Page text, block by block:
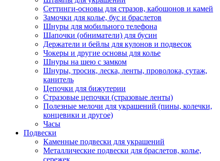
Сеттинги-основы для стразов, кабошонов и камей
Замочки для колье, бус и браслетов
Шнуры для мобильного телефона
Шапочки (обниматели) для бусин
Держатели и бейлы для кулонов и подвесок
Чокеры и другие основы для колье
Шнуры на шею с замком
Шнуры, тросик, леска, ленты, проволока, сутаж,
канитель
Цепочки для бижутерии
Стразовые цепочки (стразовые ленты)
Полезные мелочи для украшений (пины, колечки,
концевики и другое)
Часы
Подвески
Каменные подвески для украшений
Металлические подвески для браслетов, колье,
сережек